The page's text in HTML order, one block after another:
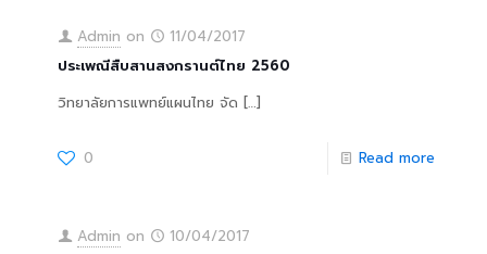
Admin on
11/04/2017
ประเพณีสืบสานสงกรานต์ไทย 2560
วิทยาลัยการแพทย์แผนไทย จัด […]
0 Read more
Admin on
10/04/2017